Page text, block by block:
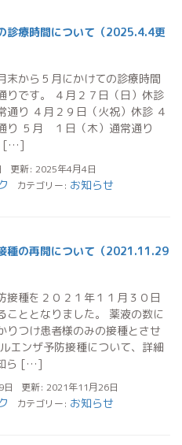
診療時間について（2025.4.4更
末から５月にかけての診療時間
りです。 ４月２７日（日）休診
通り ４月２９日（火祝）休診 ４
り ５月 １日（木）通常通り
[…]
更新: 2025年4月4日
カテゴリー: お知らせ
種の再開について（2021.11.29
接種を２０２１年１１月３０日
こととなりました。 薬液の数に
りつけ患者様のみの接種とさせ
エンザ予防接種について、詳細
ら […]
日
更新: 2021年11月26日
カテゴリー: お知らせ